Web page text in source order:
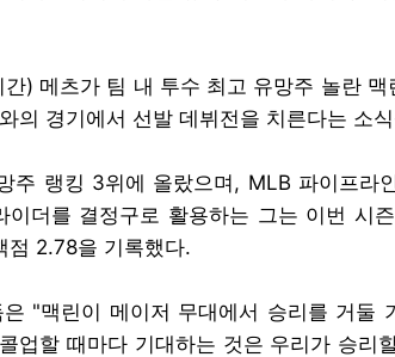
) 메츠가 팀 내 투수 최고 유망주 놀란
의 경기에서 선발 데뷔전을 치른다는 소
주 랭킹 3위에 올랐으며, MLB 파이프라
이더를 결정구로 활용하는 그는 이번 시
점 2.78을 기록했다.
"맥린이 메이저 무대에서 승리를 거둘
업할 때마다 기대하는 것은 우리가 승리